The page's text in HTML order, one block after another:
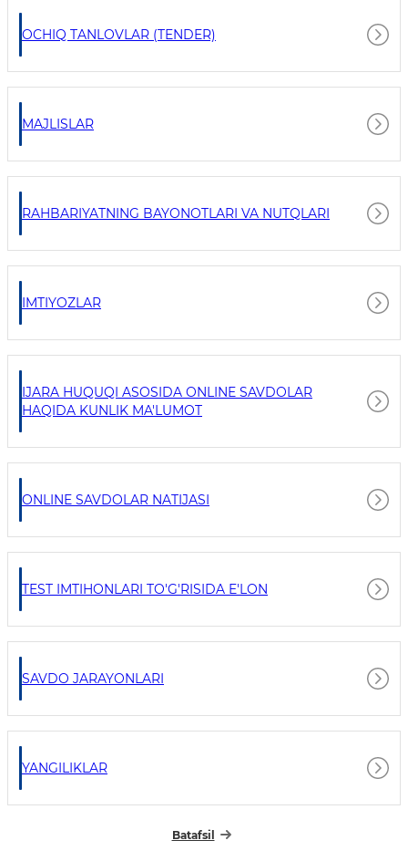
OCHIQ TANLOVLAR (TENDER)
MAJLISLAR
RAHBARIYATNING BAYONOTLARI VA NUTQLARI
IMTIYOZLAR
IJARA HUQUQI ASOSIDA ONLINE SAVDOLAR
HAQIDA KUNLIK MA'LUMOT
ONLINE SAVDOLAR NATIJASI
TEST IMTIHONLARI TO'G'RISIDA E'LON
SAVDO JARAYONLARI
YANGILIKLAR
Batafsil